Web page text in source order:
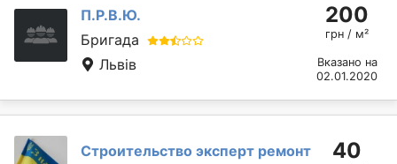
П.Р.В.Ю.
Бригада
Львів
200
грн / м²
Вказано на
02.01.2020
Строительство эксперт ремонт
40